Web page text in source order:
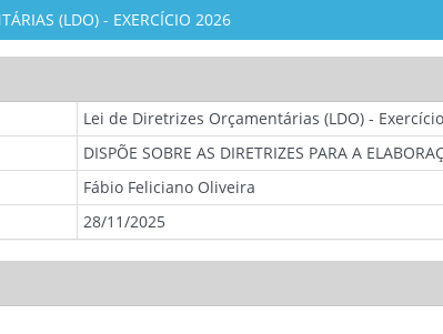
(LDO) - EXERCÍCIO 2026
Lei de Diretrizes Orçamentárias (LDO) -
DISPÕE SOBRE AS DIRETRIZES PARA A
Fábio Feliciano Oliveira
28/11/2025